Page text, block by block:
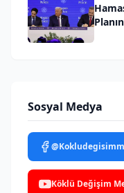
Sosyal Medya